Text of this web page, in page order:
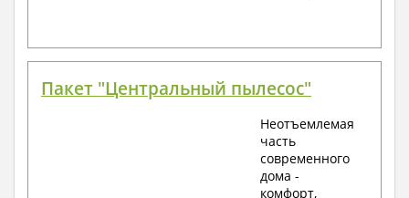
Пакет "Центральный пылесос"
Неотъемлемая
часть
современного
дома -
комфорт,